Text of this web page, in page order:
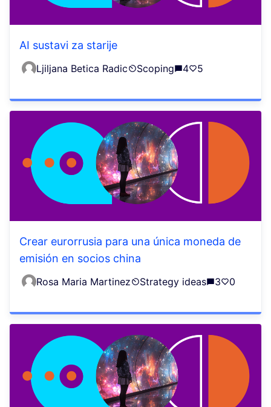
AI sustavi za starije
Ljiljana Betica Radic Scoping 4 5
Crear eurorrusia para una única moneda de
emisión en socios china
Rosa Maria Martinez Strategy ideas 3 0